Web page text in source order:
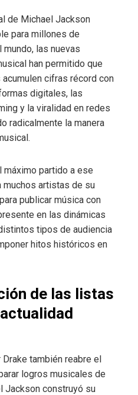
de Michael Jackson
para millones de
las nuevas
han permitido que
cifras récord con
digitales, las
y la viralidad en redes
radicalmente la manera
máximo partido a ese
muchos artistas de su
publicar música con
en las dinámicas
tipos de audiencia
hitos históricos en
de las listas
también reabre el
logros musicales de
Jackson construyó su